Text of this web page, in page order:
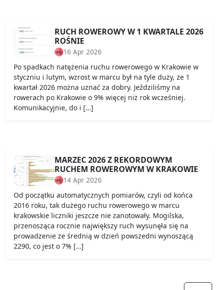
RUCH ROWEROWY W 1 KWARTALE 2026
ROŚNIE
16 Apr 2026
Po spadkach natężenia ruchu rowerowego w Krakowie w
styczniu i lutym, wzrost w marcu był na tyle duży, że 1
kwartał 2026 można uznać za dobry. Jeździliśmy na
rowerach po Krakowie o 9% więcej niż rok wcześniej.
Komunikacyjnie, do i […]
MARZEC 2026 Z REKORDOWYM
RUCHEM ROWEROWYM W KRAKOWIE
14 Apr 2026
Od początku automatycznych pomiarów, czyli od końca
2016 roku, tak dużego ruchu rowerowego w marcu
krakowskie liczniki jeszcze nie zanotowały. Mogilska,
przenosząca rocznie największy ruch wysunęła się na
prowadzenie ze średnią w dzień powszedni wynoszącą
2290, co jest o 7% […]